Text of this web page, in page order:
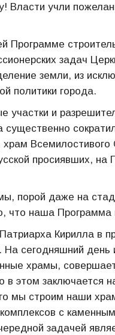
Власти учли
Программе
задач
земли, из
политики города.
участки и
существенно
просиявших, на
порой даже на
что наша
Кирилла в
сегодняшний день
храмы,
этом заключается
мы строим наши
с
задачей